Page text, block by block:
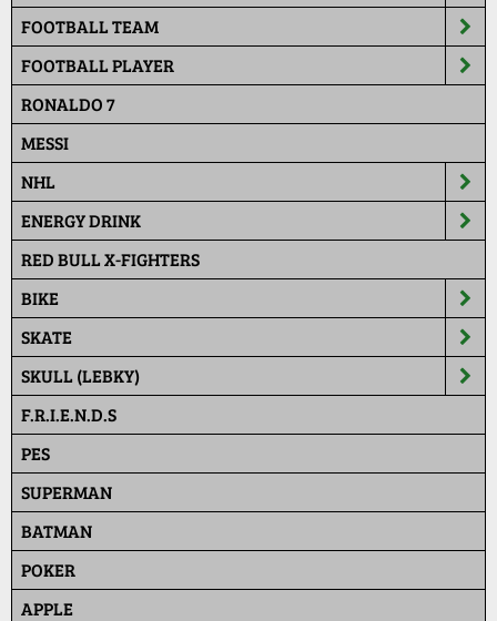
FOOTBALL TEAM
FOOTBALL PLAYER
RONALDO 7
MESSI
NHL
ENERGY DRINK
RED BULL X-FIGHTERS
BIKE
SKATE
SKULL (LEBKY)
F.R.I.E.N.D.S
PES
SUPERMAN
BATMAN
POKER
APPLE